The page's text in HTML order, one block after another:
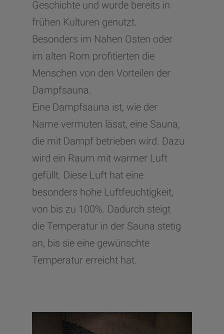
Geschichte und wurde bereits in
frühen Kulturen genutzt.
Besonders im Nahen Osten oder
im alten Rom profitierten die
Menschen von den Vorteilen der
Dampfsauna.
Eine Dampfsauna ist, wie der
Name vermuten lässt, eine Sauna,
die mit Dampf betrieben wird. Dazu
wird ein Raum mit warmer Luft
gefüllt. Diese Luft hat eine
besonders hohe Luftfeuchtigkeit,
von bis zu 100%. Dadurch steigt
die Temperatur in der Sauna stetig
an, bis sie eine gewünschte
Temperatur erreicht hat.